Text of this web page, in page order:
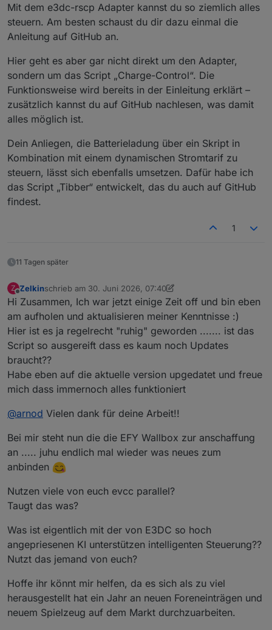
Mit dem e3dc-rscp Adapter kannst du so ziemlich alles
steuern. Am besten schaust du dir dazu einmal die
Anleitung auf GitHub an.
Hier geht es aber gar nicht direkt um den Adapter,
sondern um das Script „Charge-Control“. Die
Funktionsweise wird bereits in der Einleitung erklärt –
zusätzlich kannst du auf GitHub nachlesen, was damit
alles möglich ist.
Dein Anliegen, die Batterieladung über ein Skript in
Kombination mit einem dynamischen Stromtarif zu
steuern, lässt sich ebenfalls umsetzen. Dafür habe ich
das Script „Tibber“ entwickelt, das du auch auf GitHub
findest.
1
11 Tagen später
Z
Offline
Zelkinschrieb am 30. Juni 2026, 07:40
zuletzt editiert von Zelkin
Hi Zusammen, Ich war jetzt einige Zeit off und bin eben
am aufholen und aktualisieren meiner Kenntnisse :)
Hier ist es ja regelrecht "ruhig" geworden ....... ist das
Script so ausgereift dass es kaum noch Updates
braucht??
Habe eben auf die aktuelle version upgedatet und freue
mich dass immernoch alles funktioniert
@arnod Vielen dank für deine Arbeit!!
Bei mir steht nun die die EFY Wallbox zur anschaffung
an ..... juhu endlich mal wieder was neues zum
anbinden
Nutzen viele von euch evcc parallel?
Taugt das was?
Was ist eigentlich mit der von E3DC so hoch
angepriesenen KI unterstützen intelligenten Steuerung??
Nutzt das jemand von euch?
Hoffe ihr könnt mir helfen, da es sich als zu viel
herausgestellt hat ein Jahr an neuen Foreneinträgen und
neuem Spielzeug auf dem Markt durchzuarbeiten.